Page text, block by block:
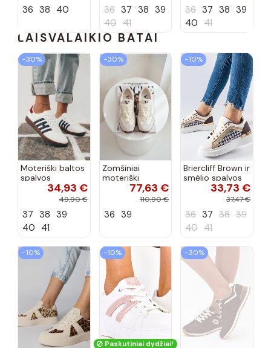
spalvos
36 38 40 36 37 38 39
40 41
36 37 38 39
40 41
LAISVALAIKIO BATAI
−30%
Moteriški baltos
spalvos
sportbačiai su
juostelėmis
34,93 €
49,90 €
37 38 39
40 41
−30%
Zomšiniai
moteriški
sportbačiai
Vinceza 86427
77,63 €
110,90 €
36 39
−10%
Briercliff Brown ir
smėlio spalvos
blizgantys
sportbačiai
33,73 €
37,47 €
36 37 38 39
40 41
−10% −10%
Paskutiniai dydžiai!
−30%